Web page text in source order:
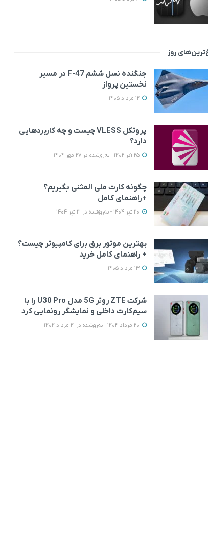
روز
جنگنده نسل ششم F-47 در مسیر
نخستین پرواز
پروتکل VLESS چیست و چه کاربردهایی
دارد؟
چگونه کارت ملی المثنی بگیریم؟
+راهنمای کامل
بهترین موتور برق برای کامپیوتر چیست؟
+ راهنمای کامل خرید
شرکت ZTE روتر 5G مدل U30 Pro را با
سیم‌کارت داخلی و نمایشگر رونمایی کرد